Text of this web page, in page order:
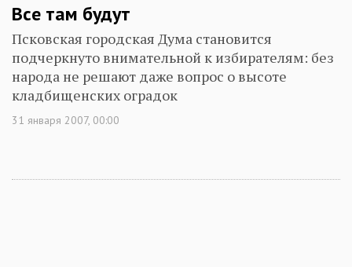
Все там будут
Псковская городская Дума становится
подчеркнуто внимательной к избирателям: без
народа не решают даже вопрос о высоте
кладбищенских оградок
31 января 2007, 00:00